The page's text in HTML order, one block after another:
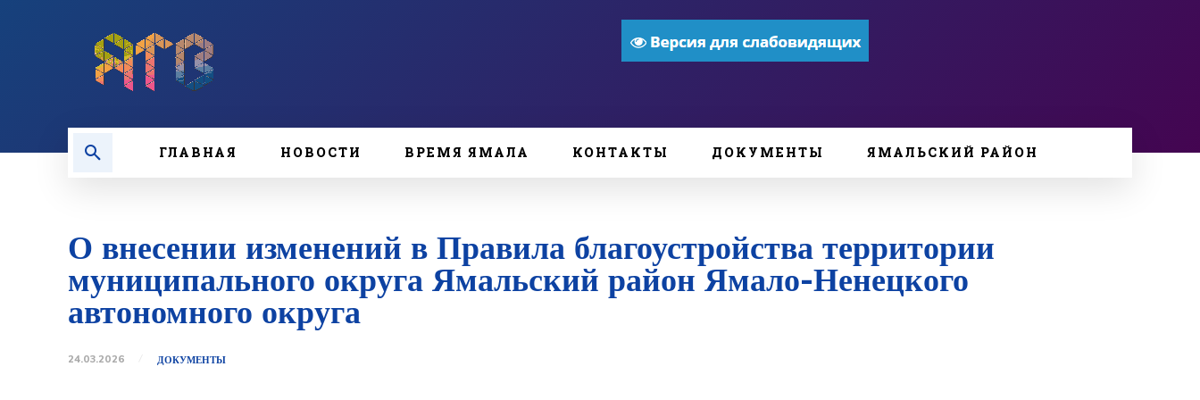
ГЛАВНАЯ НОВОСТИ ВРЕМЯ ЯМАЛА КОНТАКТЫ ДОКУМЕНТЫ ЯМАЛЬСКИЙ РАЙОН
О внесении изменений в Правила благоустройства территории
муниципального округа Ямальский район Ямало-Ненецкого
автономного округа
24.03.2026 ДОКУМЕНТЫ